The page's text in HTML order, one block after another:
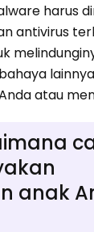
harus
antivirus
atau
anak